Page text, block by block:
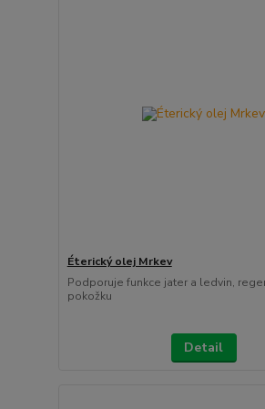
Éterický olej Mrkev
Podporuje funkce jater a ledvin,
pokožku
Detail